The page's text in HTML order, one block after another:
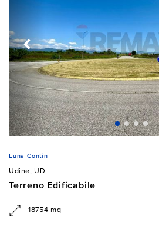
Luna Contin
Udine, UD
Terreno Edificabile
18754 mq